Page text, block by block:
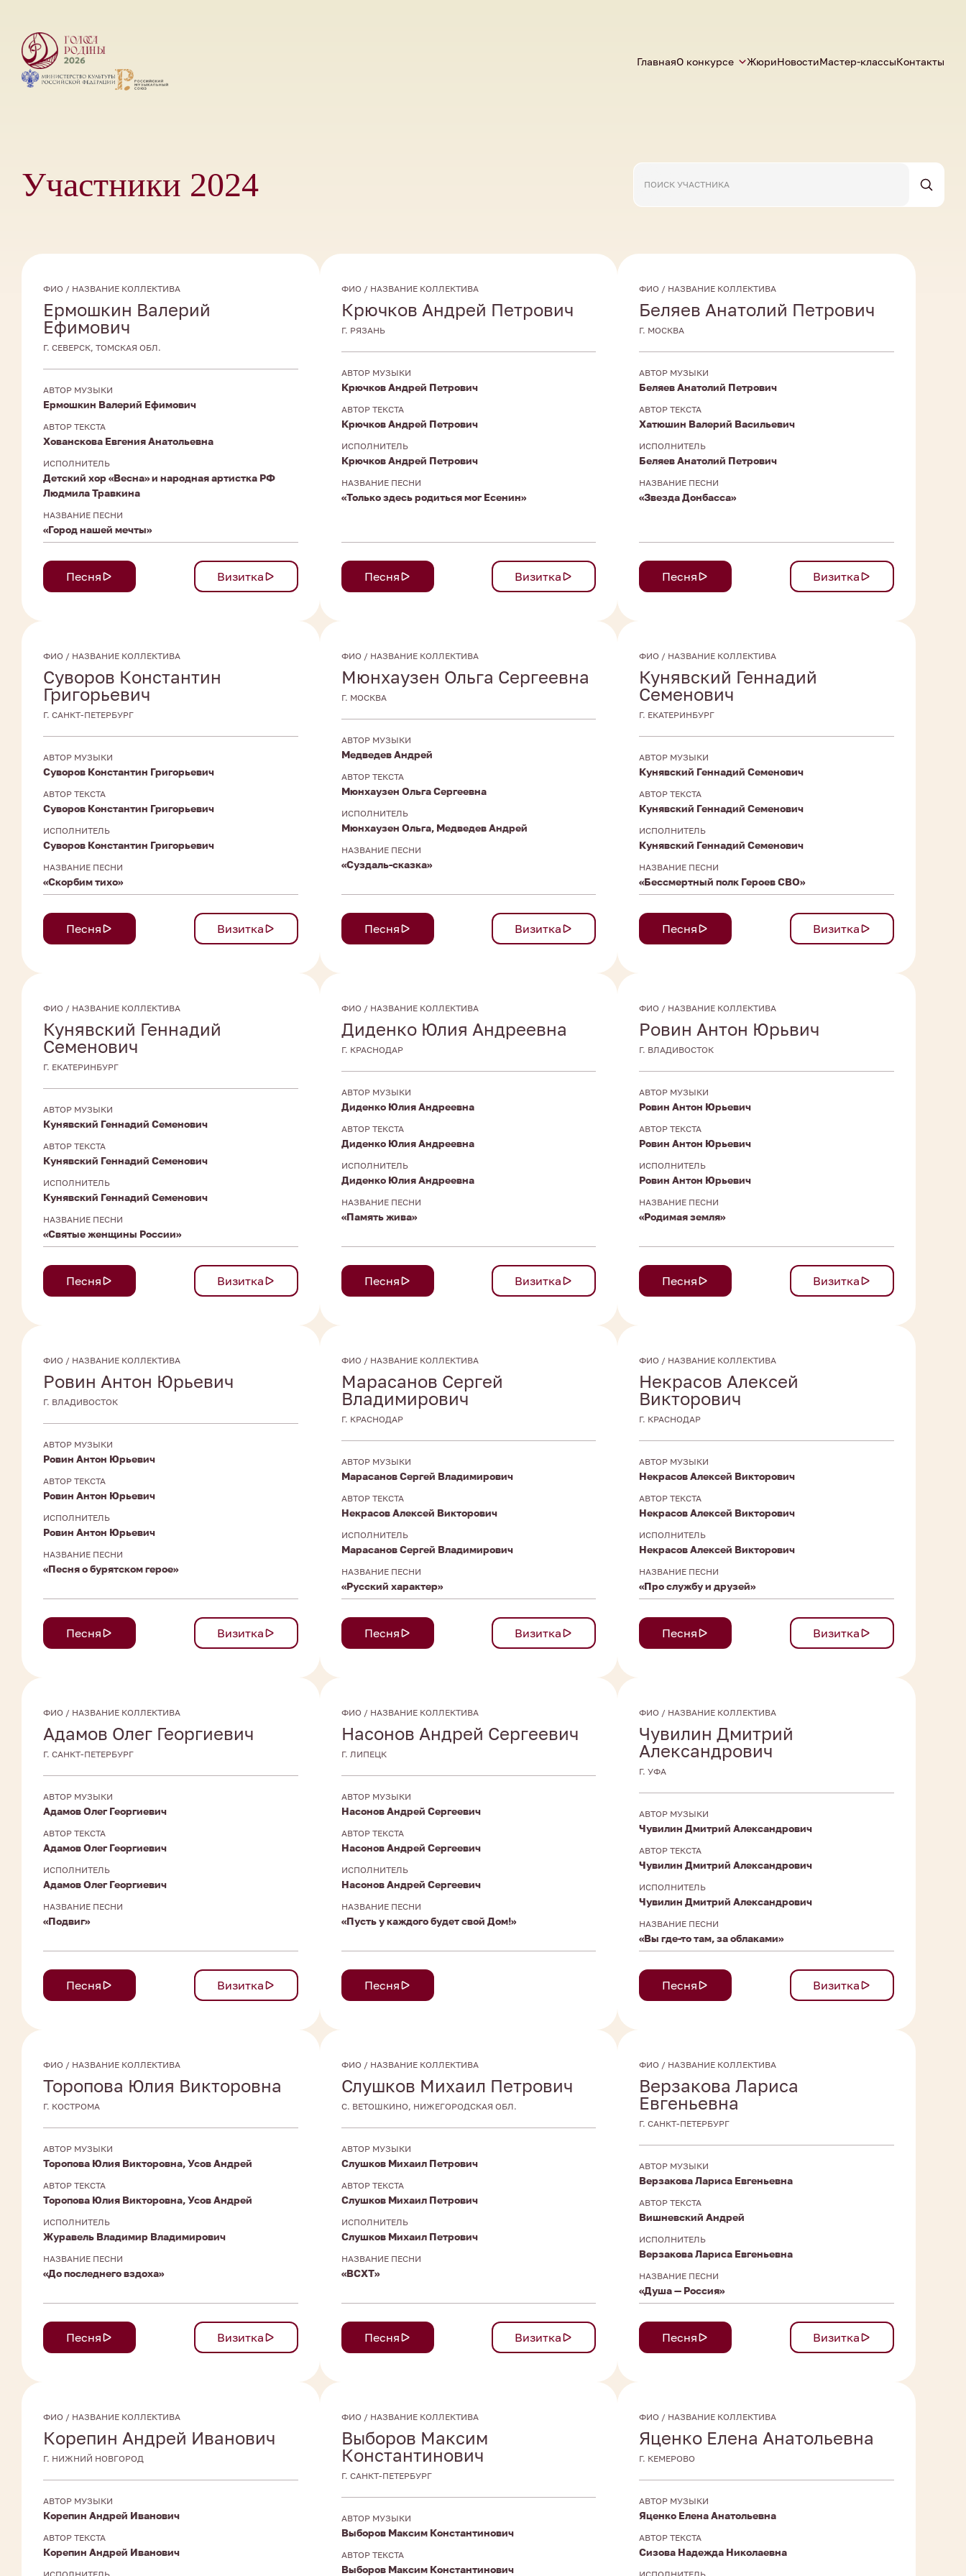
ГлавнаяО конкурсе ЖюриНовостиМастер-классыКонтакты
Участники 2024
ФИО / НАЗВАНИЕ КОЛЛЕКТИВА
Ермошкин Валерий
Ефимович
Г. СЕВЕРСК, ТОМСКАЯ ОБЛ.
АВТОР МУЗЫКИ
Ермошкин Валерий Ефимович
АВТОР ТЕКСТА
Хованскова Евгения Анатольевна
ИСПОЛНИТЕЛЬ
Детский хор «Весна» и народная артистка РФ
Людмила Травкина
НАЗВАНИЕ ПЕСНИ
«Город нашей мечты»
Песня Визитка
ФИО / НАЗВАНИЕ КОЛЛЕКТИВА
Крючков Андрей Петрович
Г. РЯЗАНЬ
АВТОР МУЗЫКИ
Крючков Андрей Петрович
АВТОР ТЕКСТА
Крючков Андрей Петрович
ИСПОЛНИТЕЛЬ
Крючков Андрей Петрович
НАЗВАНИЕ ПЕСНИ
«Только здесь родиться мог Есенин»
Песня Визитка
ФИО / НАЗВАНИЕ КОЛЛЕКТИВА
Беляев Анатолий Петрович
Г. МОСКВА
АВТОР МУЗЫКИ
Беляев Анатолий Петрович
АВТОР ТЕКСТА
Хатюшин Валерий Васильевич
ИСПОЛНИТЕЛЬ
Беляев Анатолий Петрович
НАЗВАНИЕ ПЕСНИ
«Звезда Донбасса»
Песня Визитка
ФИО / НАЗВАНИЕ КОЛЛЕКТИВА
Суворов Константин
Григорьевич
Г. САНКТ-ПЕТЕРБУРГ
АВТОР МУЗЫКИ
Суворов Константин Григорьевич
АВТОР ТЕКСТА
Суворов Константин Григорьевич
ИСПОЛНИТЕЛЬ
Суворов Константин Григорьевич
НАЗВАНИЕ ПЕСНИ
«Скорбим тихо»
Песня Визитка
ФИО / НАЗВАНИЕ КОЛЛЕКТИВА
Мюнхаузен Ольга Сергеевна
Г. МОСКВА
АВТОР МУЗЫКИ
Медведев Андрей
АВТОР ТЕКСТА
Мюнхаузен Ольга Сергеевна
ИСПОЛНИТЕЛЬ
Мюнхаузен Ольга, Медведев Андрей
НАЗВАНИЕ ПЕСНИ
«Суздаль-сказка»
Песня Визитка
ФИО / НАЗВАНИЕ КОЛЛЕКТИВА
Кунявский Геннадий
Семенович
Г. ЕКАТЕРИНБУРГ
АВТОР МУЗЫКИ
Кунявский Геннадий Семенович
АВТОР ТЕКСТА
Кунявский Геннадий Семенович
ИСПОЛНИТЕЛЬ
Кунявский Геннадий Семенович
НАЗВАНИЕ ПЕСНИ
«Бессмертный полк Героев СВО»
Песня Визитка
ФИО / НАЗВАНИЕ КОЛЛЕКТИВА
Кунявский Геннадий
Семенович
Г. ЕКАТЕРИНБУРГ
АВТОР МУЗЫКИ
Кунявский Геннадий Семенович
АВТОР ТЕКСТА
Кунявский Геннадий Семенович
ИСПОЛНИТЕЛЬ
Кунявский Геннадий Семенович
НАЗВАНИЕ ПЕСНИ
«Святые женщины России»
Песня Визитка
ФИО / НАЗВАНИЕ КОЛЛЕКТИВА
Диденко Юлия Андреевна
Г. КРАСНОДАР
АВТОР МУЗЫКИ
Диденко Юлия Андреевна
АВТОР ТЕКСТА
Диденко Юлия Андреевна
ИСПОЛНИТЕЛЬ
Диденко Юлия Андреевна
НАЗВАНИЕ ПЕСНИ
«Память жива»
Песня Визитка
ФИО / НАЗВАНИЕ КОЛЛЕКТИВА
Ровин Антон Юрьвич
Г. ВЛАДИВОСТОК
АВТОР МУЗЫКИ
Ровин Антон Юрьевич
АВТОР ТЕКСТА
Ровин Антон Юрьевич
ИСПОЛНИТЕЛЬ
Ровин Антон Юрьевич
НАЗВАНИЕ ПЕСНИ
«Родимая земля»
Песня Визитка
ФИО / НАЗВАНИЕ КОЛЛЕКТИВА
Ровин Антон Юрьевич
Г. ВЛАДИВОСТОК
АВТОР МУЗЫКИ
Ровин Антон Юрьевич
АВТОР ТЕКСТА
Ровин Антон Юрьевич
ИСПОЛНИТЕЛЬ
Ровин Антон Юрьевич
НАЗВАНИЕ ПЕСНИ
«Песня о бурятском герое»
Песня Визитка
ФИО / НАЗВАНИЕ КОЛЛЕКТИВА
Марасанов Сергей
Владимирович
Г. КРАСНОДАР
АВТОР МУЗЫКИ
Марасанов Сергей Владимирович
АВТОР ТЕКСТА
Некрасов Алексей Викторович
ИСПОЛНИТЕЛЬ
Марасанов Сергей Владимирович
НАЗВАНИЕ ПЕСНИ
«Русский характер»
Песня Визитка
ФИО / НАЗВАНИЕ КОЛЛЕКТИВА
Некрасов Алексей
Викторович
Г. КРАСНОДАР
АВТОР МУЗЫКИ
Некрасов Алексей Викторович
АВТОР ТЕКСТА
Некрасов Алексей Викторович
ИСПОЛНИТЕЛЬ
Некрасов Алексей Викторович
НАЗВАНИЕ ПЕСНИ
«Про службу и друзей»
Песня Визитка
ФИО / НАЗВАНИЕ КОЛЛЕКТИВА
Адамов Олег Георгиевич
Г. САНКТ-ПЕТЕРБУРГ
АВТОР МУЗЫКИ
Адамов Олег Георгиевич
АВТОР ТЕКСТА
Адамов Олег Георгиевич
ИСПОЛНИТЕЛЬ
Адамов Олег Георгиевич
НАЗВАНИЕ ПЕСНИ
«Подвиг»
Песня Визитка
ФИО / НАЗВАНИЕ КОЛЛЕКТИВА
Насонов Андрей Сергеевич
Г. ЛИПЕЦК
АВТОР МУЗЫКИ
Насонов Андрей Сергеевич
АВТОР ТЕКСТА
Насонов Андрей Сергеевич
ИСПОЛНИТЕЛЬ
Насонов Андрей Сергеевич
НАЗВАНИЕ ПЕСНИ
«Пусть у каждого будет свой Дом!»
Песня
ФИО / НАЗВАНИЕ КОЛЛЕКТИВА
Чувилин Дмитрий
Александрович
Г. УФА
АВТОР МУЗЫКИ
Чувилин Дмитрий Александрович
АВТОР ТЕКСТА
Чувилин Дмитрий Александрович
ИСПОЛНИТЕЛЬ
Чувилин Дмитрий Александрович
НАЗВАНИЕ ПЕСНИ
«Вы где-то там, за облаками»
Песня Визитка
ФИО / НАЗВАНИЕ КОЛЛЕКТИВА
Торопова Юлия Викторовна
Г. КОСТРОМА
АВТОР МУЗЫКИ
Торопова Юлия Викторовна, Усов Андрей
АВТОР ТЕКСТА
Торопова Юлия Викторовна, Усов Андрей
ИСПОЛНИТЕЛЬ
Журавель Владимир Владимирович
НАЗВАНИЕ ПЕСНИ
«До последнего вздоха»
Песня Визитка
ФИО / НАЗВАНИЕ КОЛЛЕКТИВА
Слушков Михаил Петрович
С. ВЕТОШКИНО, НИЖЕГОРОДСКАЯ ОБЛ.
АВТОР МУЗЫКИ
Слушков Михаил Петрович
АВТОР ТЕКСТА
Слушков Михаил Петрович
ИСПОЛНИТЕЛЬ
Слушков Михаил Петрович
НАЗВАНИЕ ПЕСНИ
«ВСХТ»
Песня Визитка
ФИО / НАЗВАНИЕ КОЛЛЕКТИВА
Верзакова Лариса
Евгеньевна
Г. САНКТ-ПЕТЕРБУРГ
АВТОР МУЗЫКИ
Верзакова Лариса Евгеньевна
АВТОР ТЕКСТА
Вишневский Андрей
ИСПОЛНИТЕЛЬ
Верзакова Лариса Евгеньевна
НАЗВАНИЕ ПЕСНИ
«Душа — Россия»
Песня Визитка
ФИО / НАЗВАНИЕ КОЛЛЕКТИВА
Корепин Андрей Иванович
Г. НИЖНИЙ НОВГОРОД
АВТОР МУЗЫКИ
Корепин Андрей Иванович
АВТОР ТЕКСТА
Корепин Андрей Иванович
ФИО / НАЗВАНИЕ КОЛЛЕКТИВА
Выборов Максим
Константинович
Г. САНКТ-ПЕТЕРБУРГ
АВТОР МУЗЫКИ
Выборов Максим Константинович
АВТОР ТЕКСТА
Выборов Максим Константинович
ФИО / НАЗВАНИЕ КОЛЛЕКТИВА
Яценко Елена Анатольевна
Г. КЕМЕРОВО
АВТОР МУЗЫКИ
Яценко Елена Анатольевна
АВТОР ТЕКСТА
Сизова Надежда Николаевна